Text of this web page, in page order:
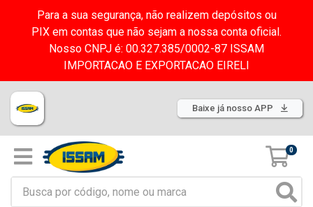
Para a sua segurança, não realizem depósitos ou
PIX em contas que não sejam a nossa conta oficial.
Nosso CNPJ é: 00.327.385/0002-87 ISSAM
IMPORTACAO E EXPORTACAO EIRELI
Baixe já nosso APP
0